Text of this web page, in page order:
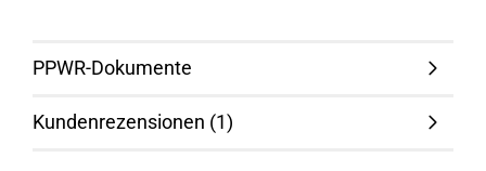
PPWR-Dokumente
Kundenrezensionen (1)